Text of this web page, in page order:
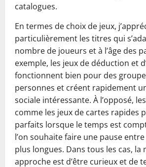
catalogues.
En termes de choix de jeux,
particulièrement les titres qui
nombre de joueurs et à l’âge des
exemple, les jeux de déduction et
fonctionnent bien pour des
personnes et créent rapidement
sociale intéressante. À l’opposé,
comme les jeux de cartes rapides
parfaits lorsque le temps est
l’on souhaite faire une pause
plus longues. Dans tous les cas, la
approche est d’être curieux et de